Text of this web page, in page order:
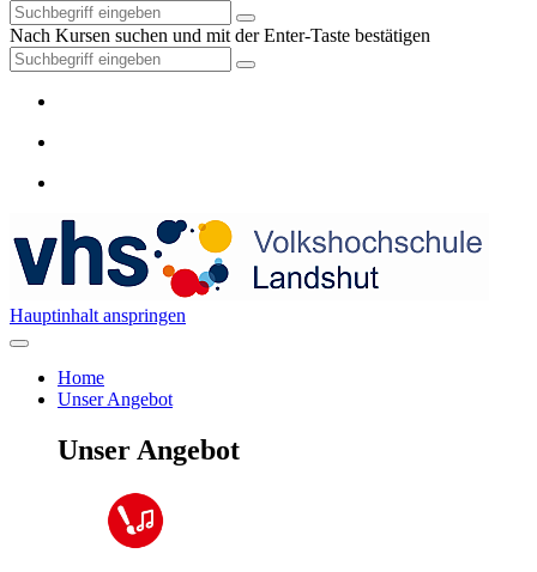
Nach Kursen suchen und mit der Enter-Taste bestätigen
Hauptinhalt anspringen
Home
Unser Angebot
Unser Angebot